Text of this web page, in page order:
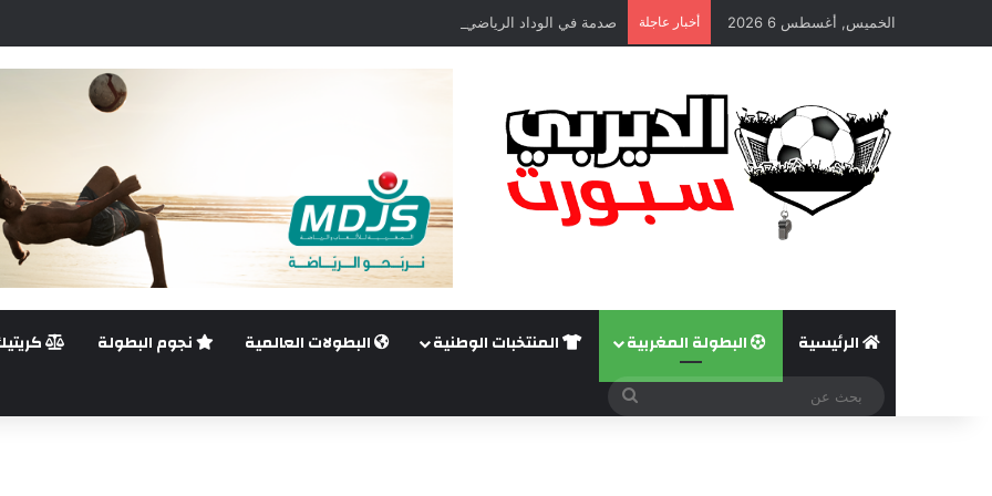
الخميس, أغسطس 6 2026 أخبار عاجلة صدمة في الوداد الرياضي.. غيليرمي فيريرا يقترب من الجراحة بعد قطع في الرباط الصليبي
الرئيسية البطولة المغربية المنتخبات الوطنية البطولات العالمية نجوم البطولة